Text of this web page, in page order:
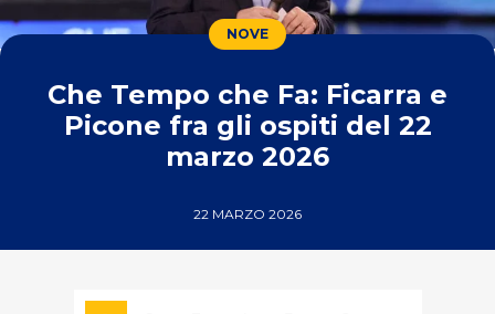
NOVE
Che Tempo che Fa: Ficarra e
Picone fra gli ospiti del 22
marzo 2026
22 MARZO 2026